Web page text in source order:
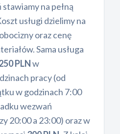
na pełną
usługi dzielimy na
oraz cenę
Sama usługa
PLNw
pracy (od
w godzinach 7:00
wezwań
20:00 a 23:00) oraz w